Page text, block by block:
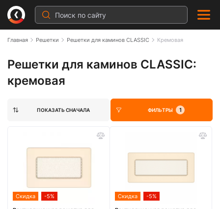
Главная Решетки Решетки для каминов CLASSIC Кремовая
Решетки для каминов CLASSIC:
кремовая
ПОКАЗАТЬ СНАЧАЛА ФИЛЬТРЫ 1
Скидка -5% Скидка -5%